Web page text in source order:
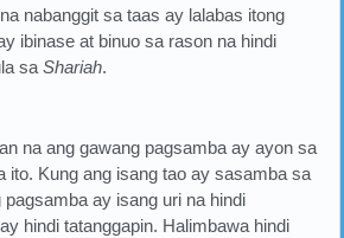
nabanggit sa taas ay lalabas itong
ibinase at binuo sa rason na hindi
saShariah.
na ang gawang pagsamba ay ayon sa
ito. Kung ang isang tao ay sasamba sa
ay isang uri na hindi
hindi tatanggapin. Halimbawa hindi